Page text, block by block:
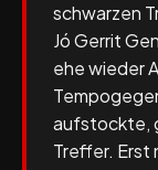
schwarzen
Jó Gerrit
ehe wieder
aufstockte,
Treffer. Erst